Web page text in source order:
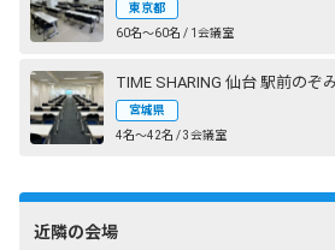
東京都
60名〜60名 / 1会議室
宮城県
4名〜42名 / 3会議室
近隣の会場